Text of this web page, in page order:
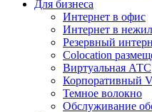
Для бизнеса
Интернет в офис
Интернет в
Резервный
Colocation
Виртуальная АТС
Корпоративный
Темное волокно
Обслуживание